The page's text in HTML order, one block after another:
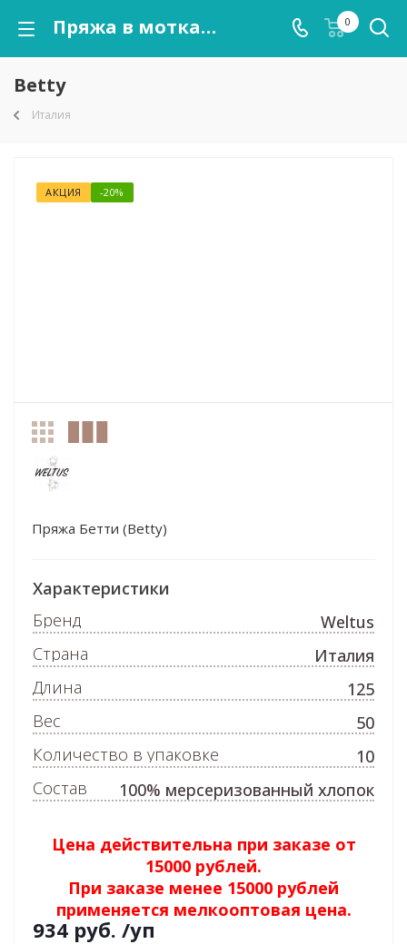
Пряжа в мотках Betty оптом от kutnor.ru 0
Betty
Италия
АКЦИЯ -20%
Пряжа Бетти (Betty)
Цена действительна при заказе от
15000 рублей.
При заказе менее 15000 рублей
применяется мелкооптовая цена.
934 руб. /уп
Характеристики
Бренд
Weltus
Страна
Италия
Длина
125
Вес
50
Количество в упаковке
10
Состав
100% мерсеризованный хлопок